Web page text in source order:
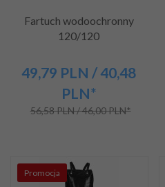
Fartuch wodoochronny
120/120
49,79 PLN / 40,48
PLN*
56,58 PLN / 46,00 PLN*
Promocja